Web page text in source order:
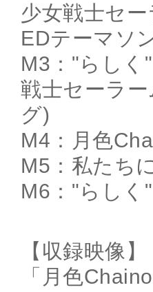
少女戦士セ
EDテーマソ
M3："らしく
戦士セーラ
グ)
M4：月色
M5：私たち
M6："らしく
【収録映像】
「月色